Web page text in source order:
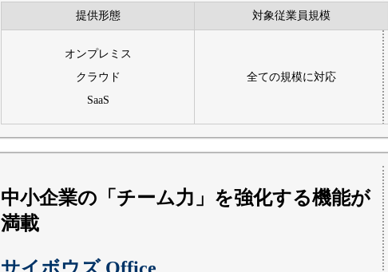
提供形態 対象従業員規模
オンプレミス
クラウド
SaaS
全ての規模に対応
中小企業の「チーム力」を強化する機能が
満載